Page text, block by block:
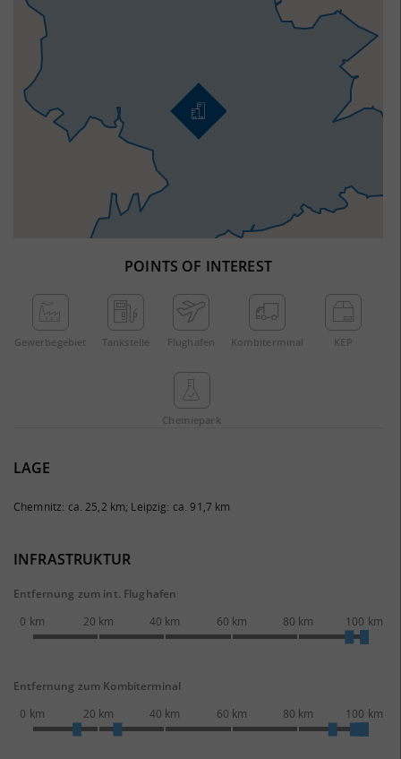
POINTS OF INTEREST
Gewerbe­gebiet Tankstelle Flughafen Kombi­terminal KEP
Chemie­park
LAGE
Chemnitz: ca. 25,2 km; Leipzig: ca. 91,7 km
INFRASTRUKTUR
Entfernung zum int. Flughafen
0 km
20 km 40 km 60 km 80 km 100 km
Entfernung zum Kombiterminal
0 km
20 km 40 km 60 km 80 km 100 km